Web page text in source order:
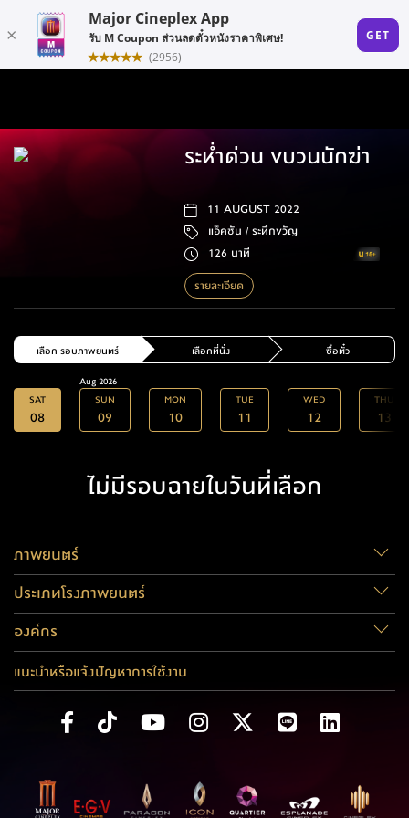
ระห่ำด่วน ขบวนนักฆ่า
11 AUGUST 2022
แอ็คชัน /ระทึกขวัญ
126 นาที
รายละเอียด
เลือก รอบภาพยนตร์ เลือกที่นั่ง ซื้อตั๋ว
SAT
08
Aug 2026
SUN
09
MON
10
TUE
11
WED
12
THU
13
ไม่มีรอบฉายในวันที่เลือก
ภาพยนตร์
ประเภทโรงภาพยนตร์
องค์กร
แนะนำหรือแจ้งปัญหาการใช้งาน